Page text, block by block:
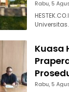
Rabu, 5
Kuasa
Rabu, 5